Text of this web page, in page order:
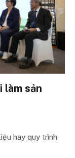
làm sản
hay quy trình